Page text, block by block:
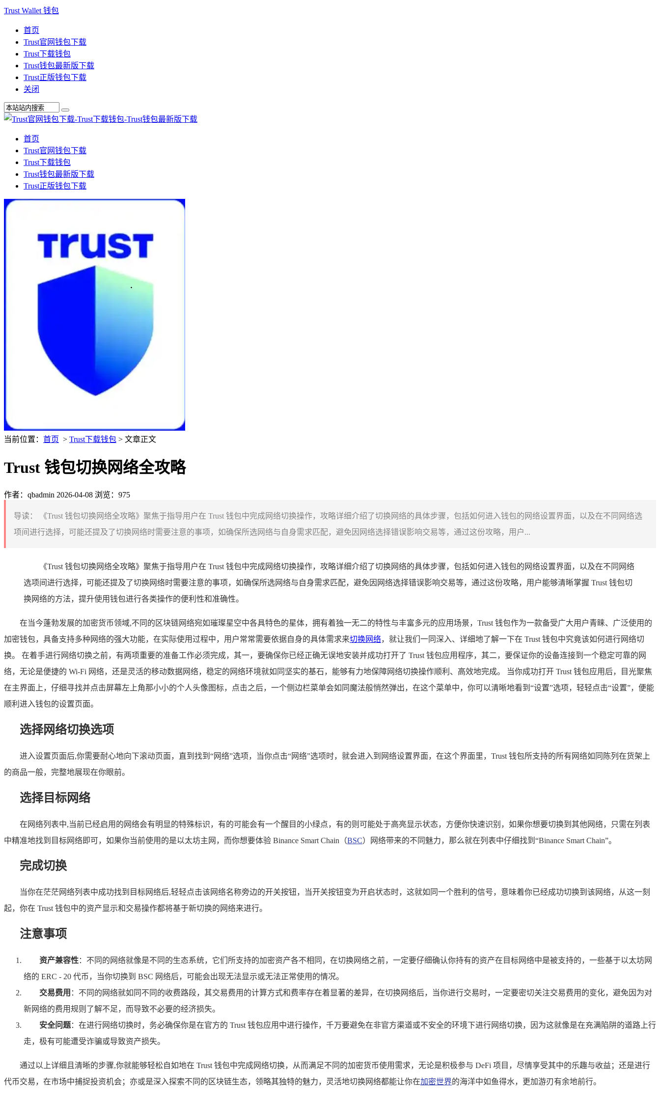
Trust Wallet 钱包
首页
Trust官网钱包下载
Trust下载钱包
Trust钱包最新版下载
Trust正版钱包下载
关闭
首页
Trust官网钱包下载
Trust下载钱包
Trust钱包最新版下载
Trust正版钱包下载
当前位置： 首页 > Trust下载钱包 > 文章正文
Trust 钱包切换网络全攻略
作者：qbadmin 2026-04-08 浏览：975
导读：
《Trust 钱包切换网络全攻略》聚焦于指导用户在 Trust 钱包中完成网络切换操作，攻略详细介绍了切换网络的具体步骤，包括如何进入钱包的网络设置界面，以及在不同网络选
项间进行选择，可能还提及了切换网络时需要注意的事项，如确保所选网络与自身需求匹配，避免因网络选择错误影响交易等，通过这份攻略，用户...
《Trust 钱包切换网络全攻略》聚焦于指导用户在 Trust 钱包中完成网络切换操作，攻略详细介绍了切换网络的具体步骤，包括如何进入钱包的网络设置界面，以及在不同网络
选项间进行选择，可能还提及了切换网络时需要注意的事项，如确保所选网络与自身需求匹配，避免因网络选择错误影响交易等，通过这份攻略，用户能够清晰掌握 Trust 钱包切
换网络的方法，提升使用钱包进行各类操作的便利性和准确性。
在当今蓬勃发展的加密货币领域,不同的区块链网络宛如璀璨星空中各具特色的星体，拥有着独一无二的特性与丰富多元的应用场景，Trust 钱包作为一款备受广大用户青睐、广泛使用的
加密钱包，具备支持多种网络的强大功能，在实际使用过程中，用户常常需要依据自身的具体需求来切换网络，就让我们一同深入、详细地了解一下在 Trust 钱包中究竟该如何进行网络切
换。 在着手进行网络切换之前，有两项重要的准备工作必须完成，其一，要确保你已经正确无误地安装并成功打开了 Trust 钱包应用程序，其二，要保证你的设备连接到一个稳定可靠的网
络，无论是便捷的 Wi-Fi 网络，还是灵活的移动数据网络，稳定的网络环境就如同坚实的基石，能够有力地保障网络切换操作顺利、高效地完成。 当你成功打开 Trust 钱包应用后，目光聚焦
在主界面上，仔细寻找并点击屏幕左上角那小小的个人头像图标，点击之后，一个侧边栏菜单会如同魔法般悄然弹出，在这个菜单中，你可以清晰地看到“设置”选项，轻轻点击“设置”，便能
顺利进入钱包的设置页面。
选择网络切换选项
进入设置页面后,你需要耐心地向下滚动页面，直到找到“网络”选项，当你点击“网络”选项时，就会进入到网络设置界面，在这个界面里，Trust 钱包所支持的所有网络如同陈列在货架上
的商品一般，完整地展现在你眼前。
选择目标网络
在网络列表中,当前已经启用的网络会有明显的特殊标识，有的可能会有一个醒目的小绿点，有的则可能处于高亮显示状态，方便你快速识别，如果你想要切换到其他网络，只需在列表
中精准地找到目标网络即可，如果你当前使用的是以太坊主网，而你想要体验 Binance Smart Chain（BSC）网络带来的不同魅力，那么就在列表中仔细找到“Binance Smart Chain”。
完成切换
当你在茫茫网络列表中成功找到目标网络后,轻轻点击该网络名称旁边的开关按钮，当开关按钮变为开启状态时，这就如同一个胜利的信号，意味着你已经成功切换到该网络，从这一刻
起，你在 Trust 钱包中的资产显示和交易操作都将基于新切换的网络来进行。
注意事项
资产兼容性：不同的网络就像是不同的生态系统，它们所支持的加密资产各不相同，在切换网络之前，一定要仔细确认你持有的资产在目标网络中是被支持的，一些基于以太坊网
络的 ERC - 20 代币，当你切换到 BSC 网络后，可能会出现无法显示或无法正常使用的情况。
交易费用 ：不同的网络就如同不同的收费路段，其交易费用的计算方式和费率存在着显著的差异，在切换网络后，当你进行交易时，一定要密切关注交易费用的变化，避免因为对
新网络的费用规则了解不足，而导致不必要的经济损失。
安全问题：在进行网络切换时，务必确保你是在官方的 Trust 钱包应用中进行操作，千万要避免在非官方渠道或不安全的环境下进行网络切换，因为这就像是在充满陷阱的道路上行
走，极有可能遭受诈骗或导致资产损失。
通过以上详细且清晰的步骤,你就能够轻松自如地在 Trust 钱包中完成网络切换，从而满足不同的加密货币使用需求，无论是积极参与 DeFi 项目，尽情享受其中的乐趣与收益；还是进行
代币交易，在市场中捕捉投资机会；亦或是深入探索不同的区块链生态，领略其独特的魅力，灵活地切换网络都能让你在加密世界的海洋中如鱼得水，更加游刃有余地前行。